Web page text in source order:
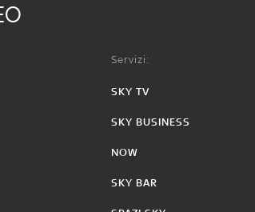
Servizi:
SKY TV
SKY BUSINESS
NOW
SKY BAR